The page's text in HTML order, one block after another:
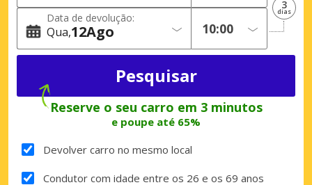
Data de devolução:
Qua 12Ago
3
dias
Reserve o seu carro em 3 minutos
e poupe até 65%
Devolver carro no mesmo local
Condutor com idade entre os 26 e os 69 anos